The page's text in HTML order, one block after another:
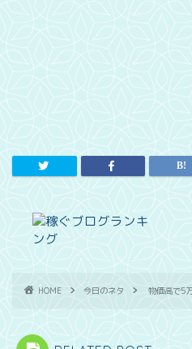
HOME 今日のネタ 物価高で5